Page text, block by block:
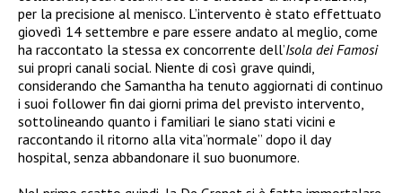
per la precisione al menisco. L’intervento è stato effettuato
giovedì 14 settembre e pare essere andato al meglio, come
ha raccontato la stessa ex concorrente dell’Isola dei Famosi
sui propri canali social. Niente di così grave quindi,
considerando che Samantha ha tenuto aggiornati di continuo
i suoi follower fin dai giorni prima del previsto intervento,
sottolineando quanto i familiari le siano stati vicini e
raccontando il ritorno alla vita”normale” dopo il day
hospital, senza abbandonare il suo buonumore.